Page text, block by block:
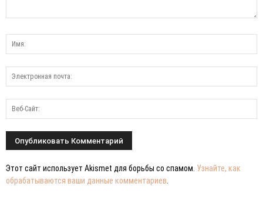
Этот сайт использует Akismet для борьбы со спамом. Узнайте, как
обрабатываются ваши данные комментариев